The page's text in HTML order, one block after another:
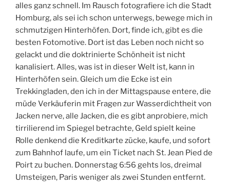
alles ganz schnell. Im Rausch fotografiere ich die Stadt
Homburg, als sei ich schon unterwegs, bewege mich in
schmutzigen Hinterhöfen. Dort, finde ich, gibt es die
besten Fotomotive. Dort ist das Leben noch nicht so
gelackt und die doktrinierte Schönheit ist nicht
kanalisiert. Alles, was ist in dieser Welt ist, kann in
Hinterhöfen sein. Gleich um die Ecke ist ein
Trekkingladen, den ich in der Mittagspause entere, die
müde Verkäuferin mit Fragen zur Wasserdichtheit von
Jacken nerve, alle Jacken, die es gibt anprobiere, mich
tirrilierend im Spiegel betrachte, Geld spielt keine
Rolle denkend die Kreditkarte zücke, kaufe, und sofort
zum Bahnhof laufe, um ein Ticket nach St. Jean Pied de
Poirt zu buchen. Donnerstag 6:56 gehts los, dreimal
Umsteigen, Paris weniger als zwei Stunden entfernt.